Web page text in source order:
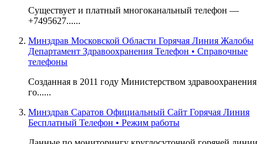
Существует и платный многоканальный телефон —
+7495627......
Минздрав Московской Области Горячая Линия Жалобы
Департамент Здравоохранения Телефон • Справочные
телефоны
Созданная в 2011 году Министерством здравоохранения
го......
Минздрав Саратов Официальный Сайт Горячая Линия
Бесплатный Телефон • Режим работы